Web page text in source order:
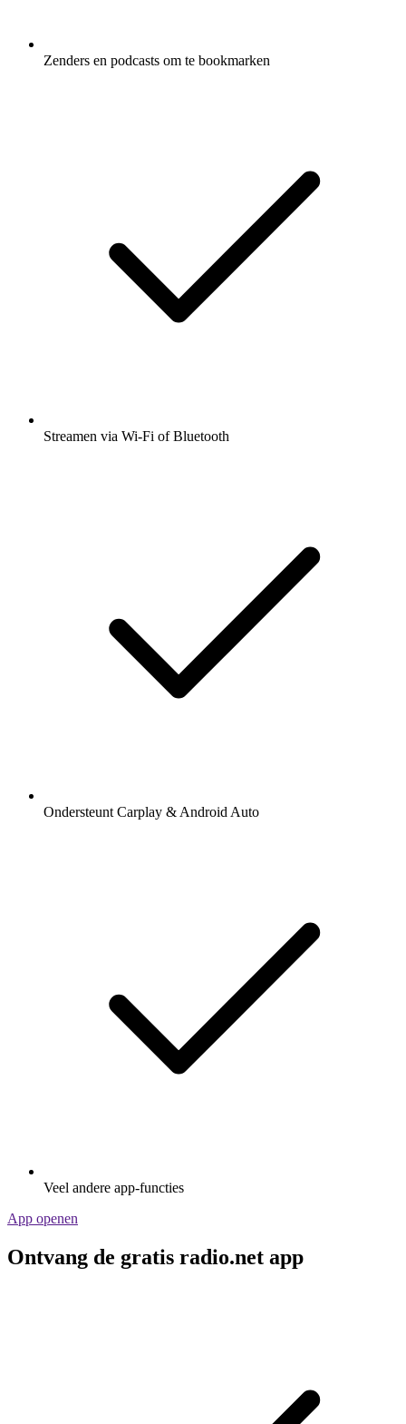
Zenders en podcasts om te bookmarken
Streamen via Wi-Fi of Bluetooth
Ondersteunt Carplay & Android Auto
Veel andere app-functies
App openen
Ontvang de gratis radio.net app